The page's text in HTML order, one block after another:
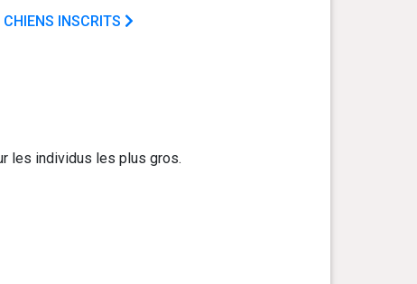
INSCRITS
les individus les plus gros.